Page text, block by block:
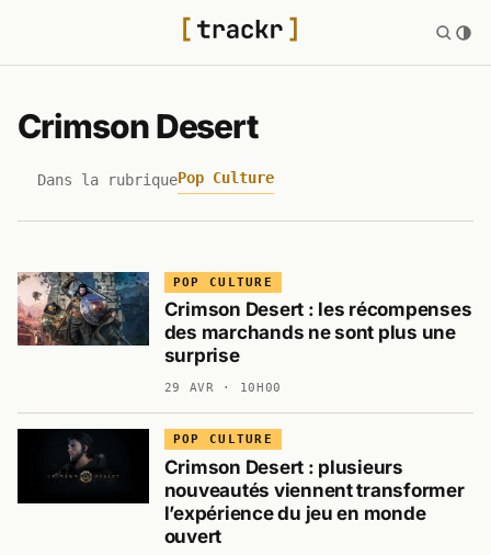
Crimson Desert
Dans la rubriquePop Culture
POP CULTURE
Crimson Desert : les récompenses
des marchands ne sont plus une
surprise
29 AVR · 10H00
POP CULTURE
Crimson Desert : plusieurs
nouveautés viennent transformer
l’expérience du jeu en monde
ouvert